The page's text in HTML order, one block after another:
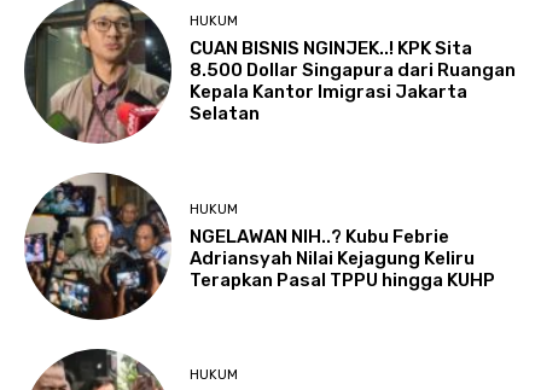
HUKUM
CUAN BISNIS NGINJEK..! KPK Sita
8.500 Dollar Singapura dari Ruangan
Kepala Kantor Imigrasi Jakarta
Selatan
HUKUM
NGELAWAN NIH..? Kubu Febrie
Adriansyah Nilai Kejagung Keliru
Terapkan Pasal TPPU hingga KUHP
HUKUM